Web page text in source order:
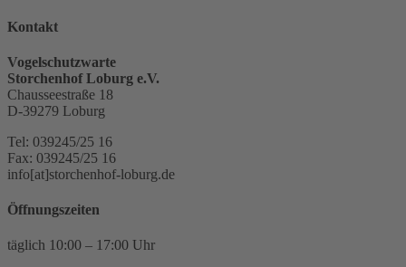
Kontakt
Vogelschutzwarte
Storchenhof Loburg e.V.
Chausseestraße 18
D-39279 Loburg
Tel: 039245/25 16
Fax: 039245/25 16
info[at]storchenhof-loburg.de
Öffnungszeiten
täglich 10:00 – 17:00 Uhr